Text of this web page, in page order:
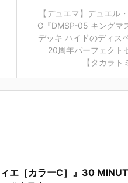
【デュエマ】デュエル
G『DMSP-05 キングマ
デッキ ハイドのディス
20周年パーフェクト
【タカラ
エ［カラーC］』30